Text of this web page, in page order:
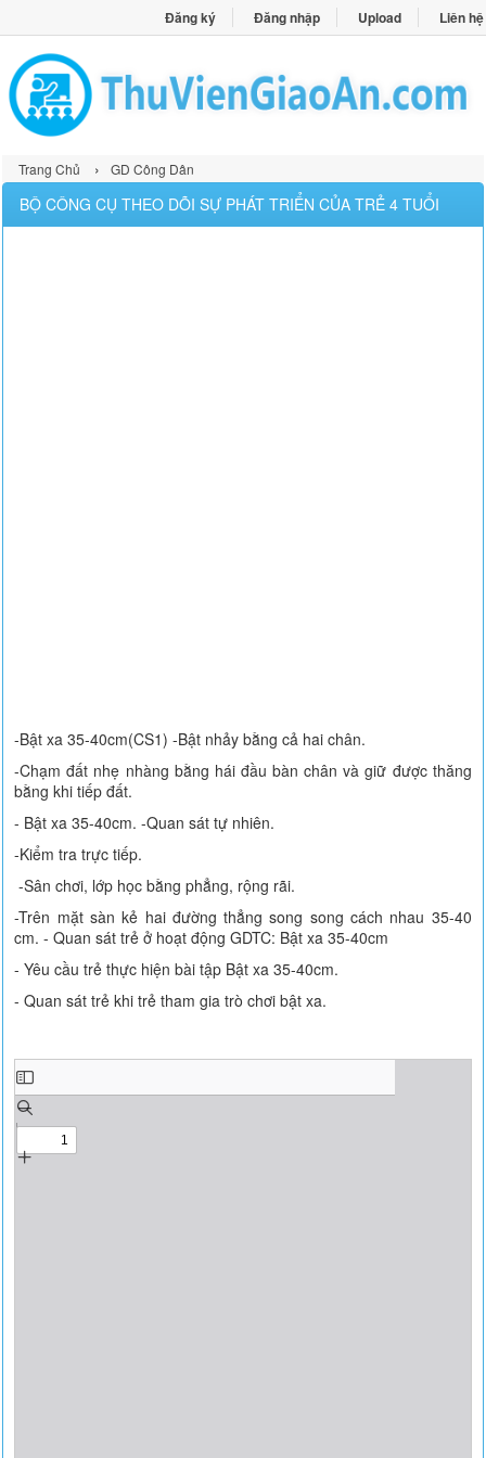
Đăng ký Đăng nhập Upload Liên hệ
Trang Chủ › GD Công Dân
BỘ CÔNG CỤ THEO DÕI SỰ PHÁT TRIỂN CỦA TRẺ 4 TUỔI
-Bật xa 35-40cm(CS1) -Bật nhảy bằng cả hai chân.
-Chạm đất nhẹ nhàng bằng hái đầu bàn chân và giữ được thăng
bằng khi tiếp đất.
- Bật xa 35-40cm. -Quan sát tự nhiên.
-Kiểm tra trực tiếp.
-Sân chơi, lớp học bằng phẳng, rộng rãi.
-Trên mặt sàn kẻ hai đường thẳng song song cách nhau 35-40
cm. - Quan sát trẻ ở hoạt động GDTC: Bật xa 35-40cm
- Yêu cầu trẻ thực hiện bài tập Bật xa 35-40cm.
- Quan sát trẻ khi trẻ tham gia trò chơi bật xa.